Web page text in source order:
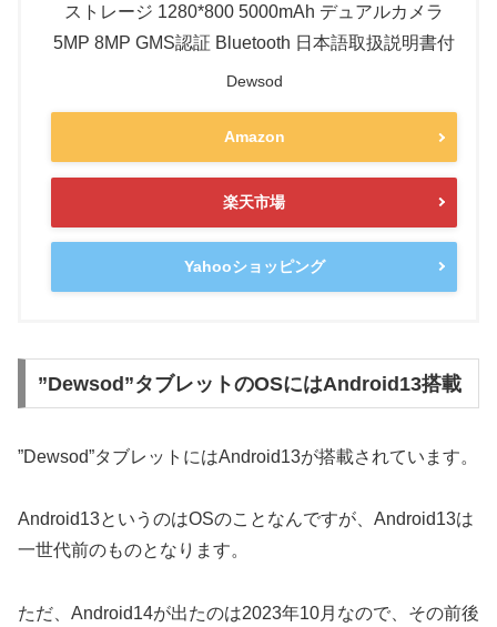
ストレージ 1280*800 5000mAh デュアルカメラ
5MP 8MP GMS認証 Bluetooth 日本語取扱説明書付
Dewsod
Amazon
楽天市場
Yahooショッピング
”Dewsod”タブレットのOSにはAndroid13搭載
”Dewsod”タブレットにはAndroid13が搭載されています。
Android13というのはOSのことなんですが、Android13は
一世代前のものとなります。
ただ、Android14が出たのは2023年10月なので、その前後